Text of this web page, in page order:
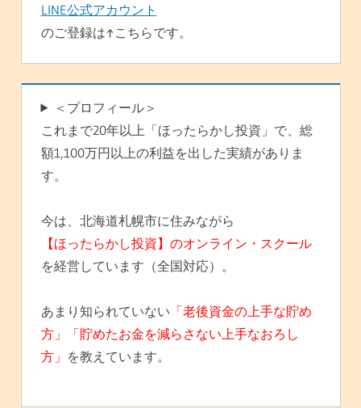
LINE公式アカウント
のご登録は↑こちらです。
＜プロフィール＞
これまで20年以上「ほったらかし投資」で、総
額1,100万円以上の利益を出した実績がありま
す。
今は、北海道札幌市に住みながら
【ほったらかし投資】のオンライン・スクール
を経営しています（全国対応）。
あまり知られていない 「老後資金の上手な貯め
方」「貯めたお金を減らさない上手なおろし
方」 を教えています。